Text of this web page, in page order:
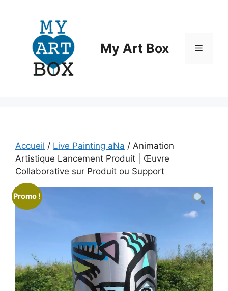
My Art Box Menu
Accueil / Live Painting aNa / Animation
Artistique Lancement Produit | Œuvre
Collaborative sur Produit ou Support
Promo !